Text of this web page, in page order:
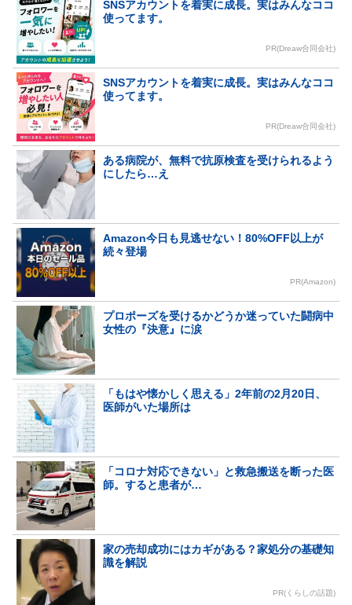
SNSアカウントを着実に成長。実はみんなココ
使ってます。
PR(Dreaw合同会社)
SNSアカウントを着実に成長。実はみんなココ
使ってます。
PR(Dreaw合同会社)
ある病院が、無料で抗原検査を受けられるよう
にしたら…え
Amazon今日も見逃せない！80%OFF以上が
続々登場
PR(Amazon)
プロポーズを受けるかどうか迷っていた闘病中
女性の『決意』に涙
「もはや懐かしく思える」2年前の2月20日、
医師がいた場所は
「コロナ対応できない」と救急搬送を断った医
師。すると患者が…
家の売却成功にはカギがある？家処分の基礎知
識を解説
PR(くらしの話題)